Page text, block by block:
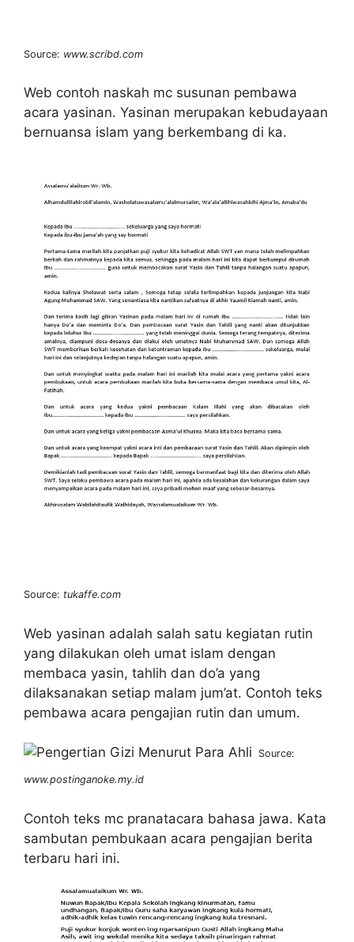
Source: www.scribd.com
Web contoh naskah mc susunan pembawa
acara yasinan. Yasinan merupakan kebudayaan
bernuansa islam yang berkembang di ka.
Source: tukaffe.com
Web yasinan adalah salah satu kegiatan rutin
yang dilakukan oleh umat islam dengan
membaca yasin, tahlih dan do’a yang
dilaksanakan setiap malam jum’at. Contoh teks
pembawa acara pengajian rutin dan umum.
Source:
www.postinganoke.my.id
Contoh teks mc pranatacara bahasa jawa. Kata
sambutan pembukaan acara pengajian berita
terbaru hari ini.